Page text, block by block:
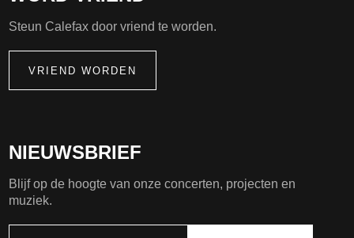
NIEUWSBRIEF
Blijf op de hoogte van onze concerten, projecten en
muziek.
Steun Calefax door vriend te worden.
VRIEND WORDEN